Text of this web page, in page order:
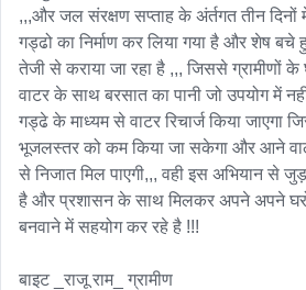
,,,और जल संरक्षण सप्ताह के अंर्तगत तीन
गड्ढो का निर्माण कर लिया गया है और शेष बचे
तेजी से कराया जा रहा है ,,, जिससे ग्रामीणों
वाटर के साथ बरसात का पानी जो उपयोग में
गड्ढे के माध्यम से वाटर रिचार्ज किया जाएगा
भूजलस्तर को कम किया जा सकेगा और आने
से निजात मिल पाएगी,,, वही इस अभियान से
है और प्रशासन के साथ मिलकर अपने अपने
बनवाने में सहयोग कर रहे है !!!
बाइट _राजू राम_ ग्रामीण